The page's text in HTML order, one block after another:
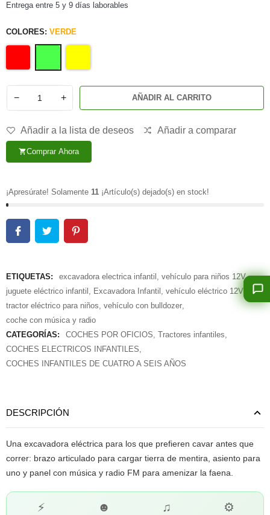
Entrega entre 5 y 9 días laborables
COLORES: VERDE
− + AÑADIR AL CARRITO
Añadir a la lista de deseos Añadir a comparar
shopping_cartComprar Ahora
¡Apresúrate! Solamente 11 ¡Artículo(s) dejado(s) en stock!
ETIQUETAS: excavadora electrica infantil vehículo para niños 12V,
juguete eléctrico infantil
Excavadora Infantil vehículo eléctrico 12V
tractor eléctrico para niños vehículo con bulldozer
coche con música y radio
CATEGORÍAS:
COCHES POR OFICIOS Tractores infantiles
COCHES ELECTRICOS INFANTILES
COCHES INFANTILES DE CUATRO A SEIS AÑOS
DESCRIPCIÓN
Una excavadora eléctrica para los que prefieren cavar antes que
correr: brazo articulado para cargar tierra de mentira, asiento para
uno y panel con música y radio FM para amenizar la faena.
⚡ ☻ ♫ ⚙